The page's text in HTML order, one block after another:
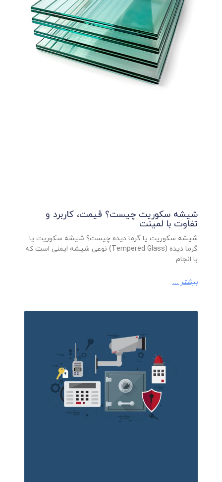
شیشه سکوریت چیست؟ قیمت، کاربرد و
تفاوت با لمینت
شیشه سکوریت یا گرما دیده چیست؟ شیشه سکوریت یا
گرما دیده (Tempered Glass) نوعی شیشه ایمنی است که
با انجام
بیشتر ...